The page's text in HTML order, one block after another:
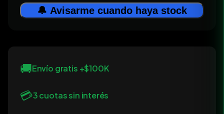
🔔 Avisarme cuando haya stock
🚚Envío gratis +$100K
💳3 cuotas sin interés